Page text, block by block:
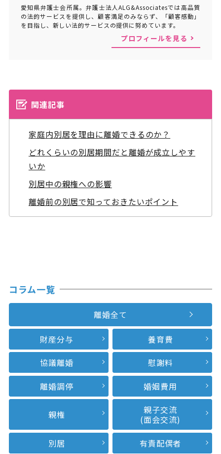
愛知県弁護士会所属。弁護士法人ALG&Associatesでは高品質
の法的サービスを提供し、顧客満足のみならず、「顧客感動」
を目指し、新しい法的サービスの提供に努めています。
プロフィールを見る
関連記事
家庭内別居を理由に離婚できるのか？
どれくらいの別居期間だと離婚が成立しやす
いか
別居中の親権への影響
離婚前の別居で知っておきたいポイント
コラム一覧
離婚全て
財産分与
養育費
協議離婚
慰謝料
離婚調停
婚姻費用
親権
親子交流
(面会交流)
別居
有責配偶者